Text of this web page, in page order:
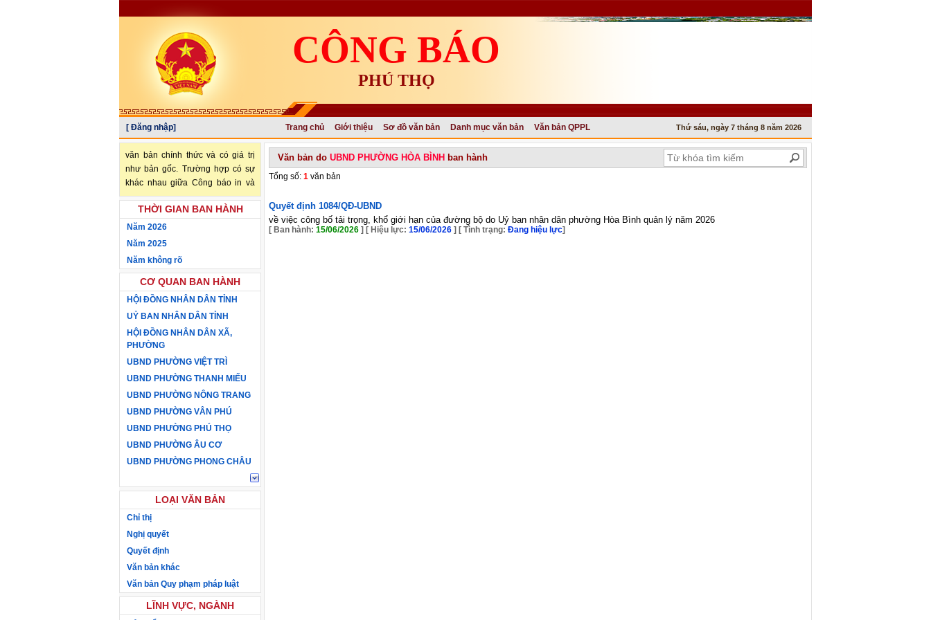
CÔNG BÁO
PHÚ THỌ
[ Đăng nhập] Trang chủ Giới thiệu Sơ đồ văn bản Danh mục văn bản Văn bản QPPL Thứ sáu, ngày 7 tháng 8 năm 2026
"Văn bản đăng trên Công báo là
văn bản chính thức và có giá trị
như bản gốc. Trường hợp có sự
khác nhau giữa Công báo in và
Công báo điện tử thì sử dụng
Công báo in làm căn cứ chính
thức." (trích Nghị định số
THỜI GIAN BAN HÀNH
Năm 2026
Năm 2025
Năm không rõ
CƠ QUAN BAN HÀNH
HỘI ĐỒNG NHÂN DÂN TỈNH
UỶ BAN NHÂN DÂN TỈNH
HỘI ĐỒNG NHÂN DÂN XÃ,
PHƯỜNG
UBND PHƯỜNG VIỆT TRÌ
UBND PHƯỜNG THANH MIẾU
UBND PHƯỜNG NÔNG TRANG
UBND PHƯỜNG VÂN PHÚ
UBND PHƯỜNG PHÚ THỌ
UBND PHƯỜNG ÂU CƠ
UBND PHƯỜNG PHONG CHÂU
LOẠI VĂN BẢN
Chỉ thị
Nghị quyết
Quyết định
Văn bản khác
Văn bản Quy phạm pháp luật
LĨNH VỰC, NGÀNH
Văn bản do UBND PHƯỜNG HÒA BÌNH ban hành
Tổng số: 1 văn bản
Quyết định 1084/QĐ-UBND
về việc công bố tải trọng, khổ giới hạn của đường bộ do Uỷ ban nhân dân phường Hòa Bình quản lý năm 2026
[ Ban hành: 15/06/2026 ] [ Hiệu lực: 15/06/2026 ] [ Tình trạng: Đang hiệu lực]